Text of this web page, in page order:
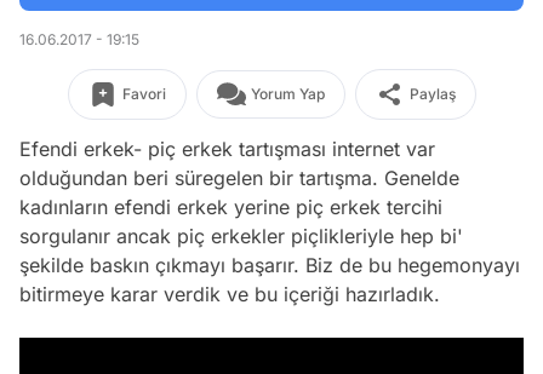
16.06.2017 - 19:15
Favori Yorum Yap Paylaş
Efendi erkek- piç erkek tartışması internet var
olduğundan beri süregelen bir tartışma. Genelde
kadınların efendi erkek yerine piç erkek tercihi
sorgulanır ancak piç erkekler piçlikleriyle hep bi'
şekilde baskın çıkmayı başarır. Biz de bu hegemonyayı
bitirmeye karar verdik ve bu içeriği hazırladık.